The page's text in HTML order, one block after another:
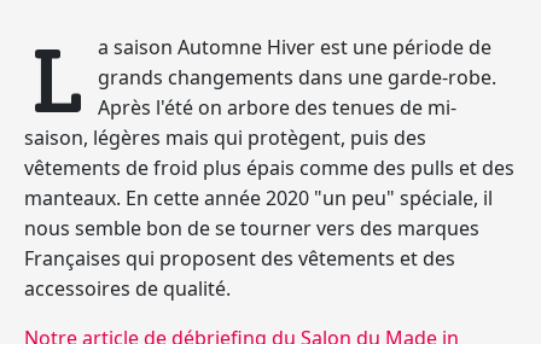
L
a saison Automne Hiver est une période de
grands changements dans une garde-robe.
Après l'été on arbore des tenues de mi-
saison, légères mais qui protègent, puis des
vêtements de froid plus épais comme des pulls et des
manteaux. En cette année 2020 "un peu" spéciale, il
nous semble bon dese tourner vers des marques
Françaises qui proposent des vêtements et des
accessoires de qualité.
Notre article de débriefing du Salon du Made in